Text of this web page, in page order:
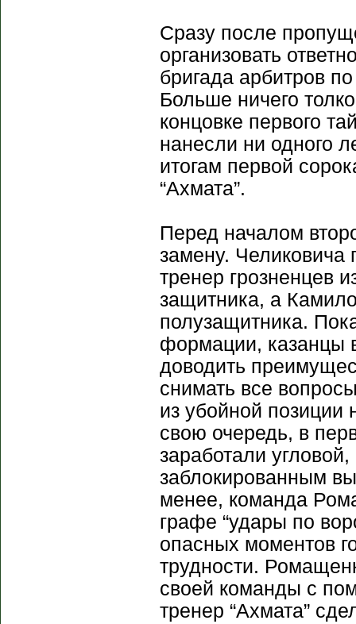
Сразу после
организовать
бригада арбитров
Больше ничего
концовке первого
нанесли ни одного
итогам первой
“Ахмата”.
Перед началом
замену.
тренер грозненцев
защитника, а
полузащитника.
формации, казанцы
доводить
снимать все
из убойной позиции
свою очередь, в
заработали
заблокированным
менее, команда
графе “удары по
опасных моментов
трудности.
своей команды с
тренер “Ахмата”